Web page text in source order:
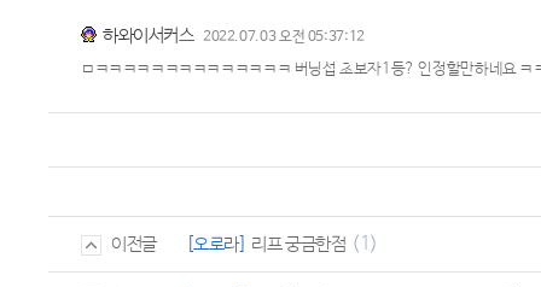
하와이서커스 2022.07.03 오전 05:37:12
ㅁㅋㅋㅋㅋㅋㅋㅋㅋㅋㅋㅋㅋㅋㅋ 버닝섭 초보자1등? 인정할만하네요
이전글 [오로라] 리프 궁금한점 (1)